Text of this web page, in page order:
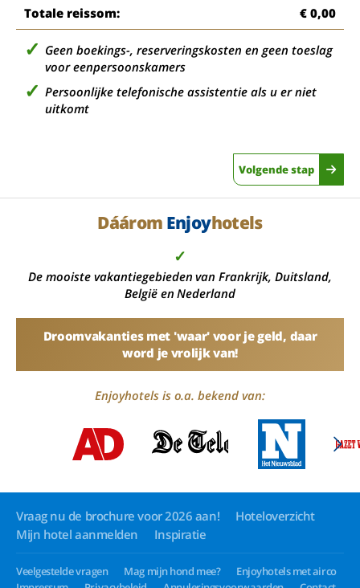
Totale reissom: € 0,00
Geen boekings-, reserveringskosten en geen toeslag
voor eenpersoonskamers
Persoonlijke telefonische assistentie als u er niet
uitkomt
Volgende stap
Dáárom Enjoyhotels
✓
De mooiste vakantiegebieden van Frankrijk, Duitsland,
België en Nederland
Droomvakanties met 'waar' voor je geld, daar
word je vrolijk van!
Enjoyhotels is o.a. bekend van:
Vraag nu de brochure voor 2026 aan!
Hoteloverzicht
Mijn hotel aanmelden
Inspiratie
Veelgestelde vragen Mag mijn hond mee?
Enjoyhotels met airco